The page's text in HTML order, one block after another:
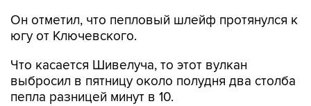
Он отметил, что пепловый шлейф протянулся к
югу от Ключевского.
Что касается Шивелуча, то этот вулкан
выбросил в пятницу около полудня два столба
пепла разницей минут в 10.